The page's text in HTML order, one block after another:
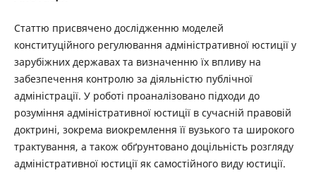
Статтю присвячено дослідженню моделей
конституційного регулювання адміністративної юстиції у
зарубіжних державах та визначенню їх впливу на
забезпечення контролю за діяльністю публічної
адміністрації. У роботі проаналізовано підходи до
розуміння адміністративної юстиції в сучасній правовій
доктрині, зокрема виокремлення її вузького та широкого
трактування, а також обґрунтовано доцільність розгляду
адміністративної юстиції як самостійного виду юстиції.